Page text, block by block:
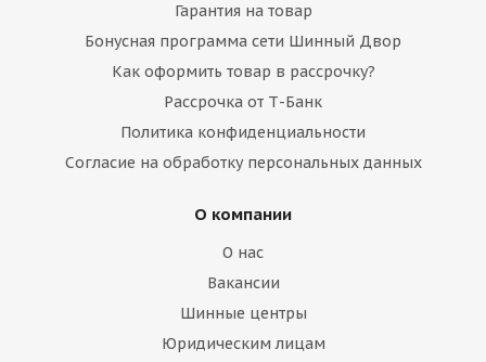
Гарантия на товар
Бонусная программа сети Шинный Двор
Как оформить товар в рассрочку?
Рассрочка от Т-Банк
Политика конфиденциальности
Согласие на обработку персональных данных
О компании
О нас
Вакансии
Шинные центры
Юридическим лицам